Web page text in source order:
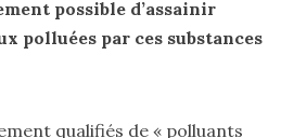
possible d’assainir
polluées par ces substances
qualifiés de « polluants